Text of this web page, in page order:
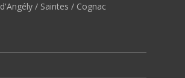
/ Saintes / Cognac